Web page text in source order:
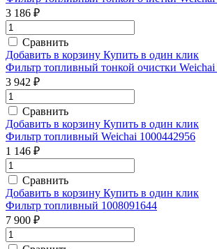
3 186 ₽
Сравнить
Добавить в корзину Купить в один клик
Фильтр топливный тонкой очистки Weichai
3 942 ₽
Сравнить
Добавить в корзину Купить в один клик
Фильтр топливный Weichai 1000442956
1 146 ₽
Сравнить
Добавить в корзину Купить в один клик
Фильтр топливный 1008091644
7 900 ₽